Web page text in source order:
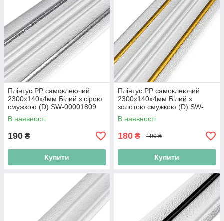
Плінтус РР самоклеючий
2300х140х4мм Білий з сірою
смужкою (D) SW-00001809
В наявності
190 ₴
Купити
Плінтус РР самоклеючий
2300х140х4мм Білий з
золотою смужкою (D) SW-
00001812
В наявності
180 ₴ 190 ₴
Купити